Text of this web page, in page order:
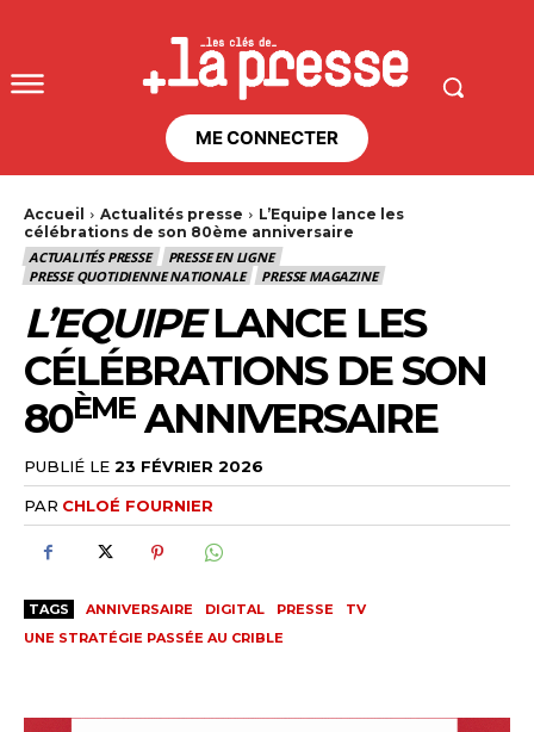
ME CONNECTER
Accueil Actualités presse
L’Equipe lance les
célébrations de son 80ème anniversaire
ACTUALITÉS PRESSE
PRESSE EN LIGNE
PRESSE QUOTIDIENNE NATIONALE
PRESSE MAGAZINE
L’EQUIPELANCE LES
CÉLÉBRATIONS DE SON
80ÈMEANNIVERSAIRE
PUBLIÉ LE 23 FÉVRIER 2026
PAR CHLOÉ FOURNIER
TAGS ANNIVERSAIRE DIGITAL PRESSE
TV
UNE STRATÉGIE PASSÉE AU CRIBLE